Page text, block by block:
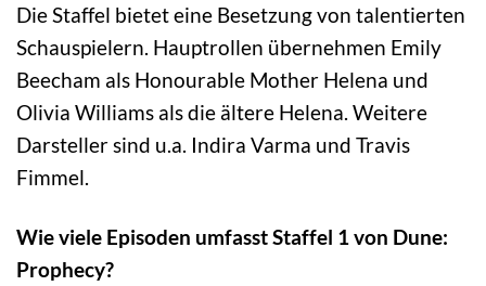
Die Staffel bietet eine Besetzung von talentierten
Schauspielern. Hauptrollen übernehmen Emily
Beecham als Honourable Mother Helena und
Olivia Williams als die ältere Helena. Weitere
Darsteller sind u.a. Indira Varma und Travis
Fimmel.
Wie viele Episoden umfasst Staffel 1 von Dune:
Prophecy?